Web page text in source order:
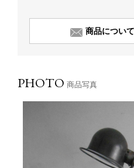
商品につい
PHOTO 商品写真